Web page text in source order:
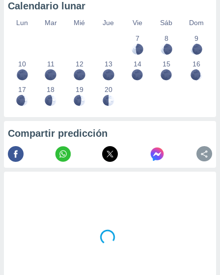
Calendario lunar
Lun Mar Mié Jue Vie Sáb
Dom
7
8 9
10 11 12 13 14 15 16
17 18 19 20
Compartir predicción